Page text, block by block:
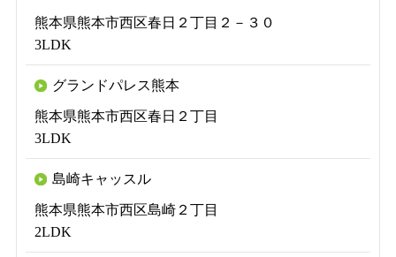
熊本県熊本市西区春日２丁目２－３０
3LDK
グランドパレス熊本
熊本県熊本市西区春日２丁目
3LDK
島崎キャッスル
熊本県熊本市西区島崎２丁目
2LDK